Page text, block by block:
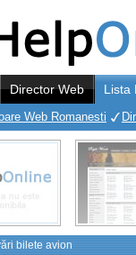
Director Web Lista
Web Romanesti
bilete avion